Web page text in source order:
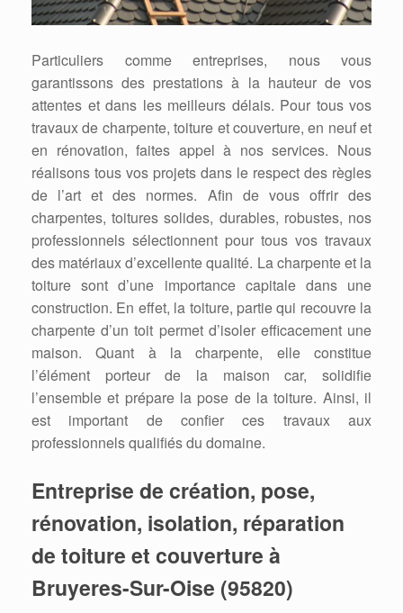
Particuliers comme entreprises, nous vous
garantissons des prestations à la hauteur de vos
attentes et dans les meilleurs délais. Pour tous vos
travaux de charpente, toiture et couverture, en neuf et
en rénovation, faites appel à nos services. Nous
réalisons tous vos projets dans le respect des règles
de l’art et des normes. Afin de vous offrir des
charpentes, toitures solides, durables, robustes, nos
professionnels sélectionnent pour tous vos travaux
des matériaux d’excellente qualité. La charpente et la
toiture sont d’une importance capitale dans une
construction. En effet, la toiture, partie qui recouvre la
charpente d’un toit permet d’isoler efficacement une
maison. Quant à la charpente, elle constitue
l’élément porteur de la maison car, solidifie
l’ensemble et prépare la pose de la toiture. Ainsi, il
est important de confier ces travaux aux
professionnels qualifiés du domaine.
Entreprise de création, pose,
rénovation, isolation, réparation
de toiture et couverture à
Bruyeres-Sur-Oise (95820)